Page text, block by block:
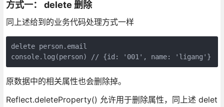
方式一： delete 删除
同上述给到的业务代码处理方式一样
delete person.email
console.log(person) // {id: '001', name: 'ligang'}
原数据中的相关属性也会删除掉。
Reflect.deleteProperty() 允许用于删除属性，同上述 delet